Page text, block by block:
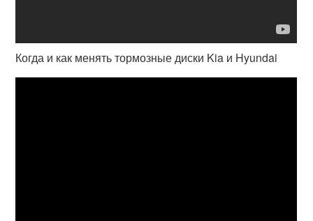
Когда и как менять тормозные диски Kia и Hyundai